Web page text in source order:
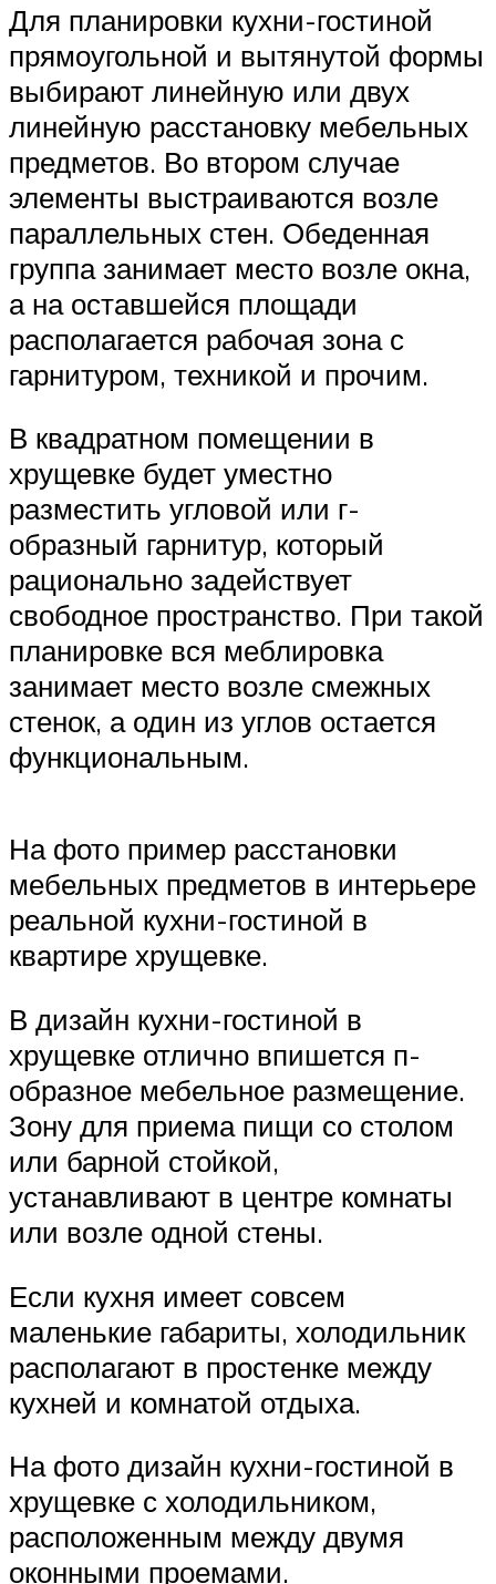
Для планировки кухни-гостиной
прямоугольной и вытянутой формы
выбирают линейную или двух
линейную расстановку мебельных
предметов. Во втором случае
элементы выстраиваются возле
параллельных стен. Обеденная
группа занимает место возле окна,
а на оставшейся площади
располагается рабочая зона с
гарнитуром, техникой и прочим.
В квадратном помещении в
хрущевке будет уместно
разместить угловой или г-
образный гарнитур, который
рационально задействует
свободное пространство. При такой
планировке вся меблировка
занимает место возле смежных
стенок, а один из углов остается
функциональным.
На фото пример расстановки
мебельных предметов в интерьере
реальной кухни-гостиной в
квартире хрущевке.
В дизайн кухни-гостиной в
хрущевке отлично впишется п-
образное мебельное размещение.
Зону для приема пищи со столом
или барной стойкой,
устанавливают в центре комнаты
или возле одной стены.
Если кухня имеет совсем
маленькие габариты, холодильник
располагают в простенке между
кухней и комнатой отдыха.
На фото дизайн кухни-гостиной в
хрущевке с холодильником,
расположенным между двумя
оконными проемами.